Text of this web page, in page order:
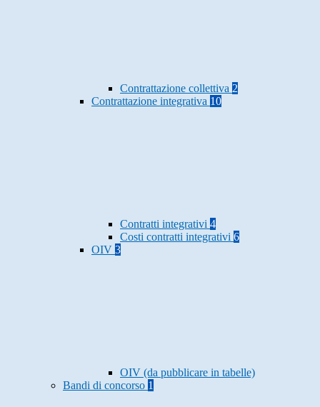
Contrattazione collettiva 2
Contrattazione integrativa 10
Contratti integrativi 4
Costi contratti integrativi 6
OIV 3
OIV (da pubblicare in tabelle)
Bandi di concorso 1